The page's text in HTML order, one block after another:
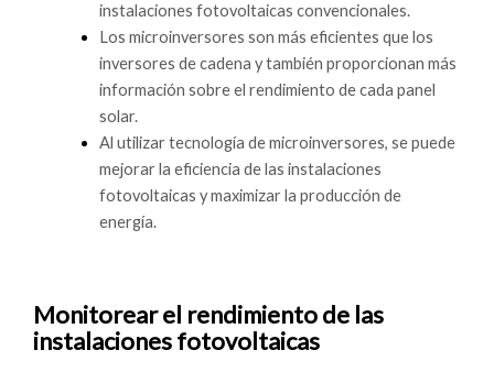
instalaciones fotovoltaicas convencionales.
Los microinversores son más eficientes que los
inversores de cadena y también proporcionan más
información sobre el rendimiento de cada panel
solar.
Al utilizar tecnología de microinversores, se puede
mejorar la eficiencia de las instalaciones
fotovoltaicas y maximizar la producción de
energía.
Monitorear el rendimiento de las
instalaciones fotovoltaicas